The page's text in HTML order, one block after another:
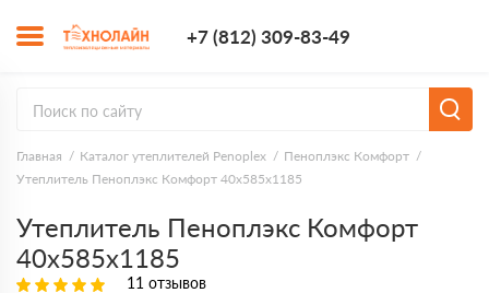
+7 (812) 309-83-49
Главная Каталог утеплителей Penoplex
Пеноплэкс Комфорт
Утеплитель Пеноплэкс Комфорт 40х585х1185
Утеплитель Пеноплэкс Комфорт
40х585х1185
11 отзывов